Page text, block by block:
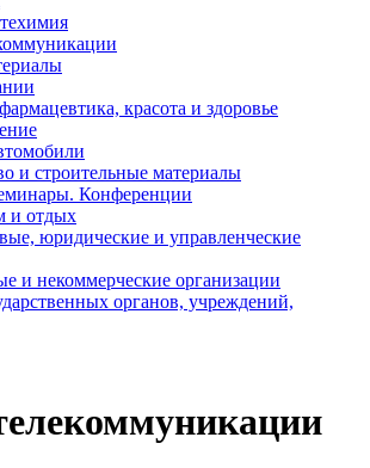
красота и здоровье
и строительные материалы
Конференции
и отдых
юридические и управленческие
и некоммерческие организации
органов, учреждений,